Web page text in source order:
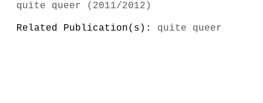
quite queer (2011/2012)
Related Publication(s): quite queer